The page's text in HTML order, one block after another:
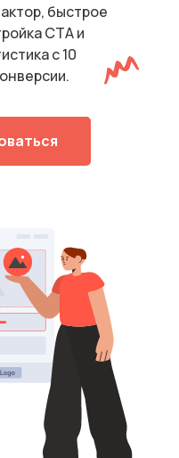
быстрое
CTA и
с 10